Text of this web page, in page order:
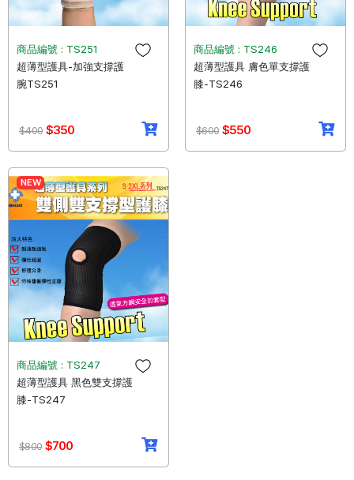
商品編號 : TS251
超薄型護具-加強支撐護
腕TS251
$400 $350
商品編號 : TS246
超薄型護具 膚色單支撐護
膝-TS246
$600 $550
NEW
商品編號 : TS247
超薄型護具 黑色雙支撐護
膝-TS247
$800 $700